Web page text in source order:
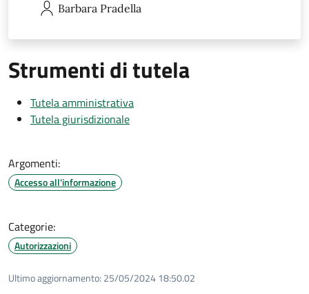
Barbara Pradella
Strumenti di tutela
Tutela amministrativa
Tutela giurisdizionale
Argomenti:
Accesso all'informazione
Categorie:
Autorizzazioni
Ultimo aggiornamento: 25/05/2024 18:50.02